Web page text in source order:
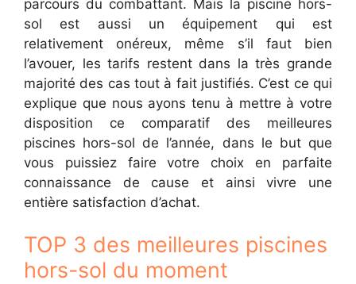
parcours du combattant. Mais la piscine hors-
sol est aussi un équipement qui est
relativement onéreux, même s’il faut bien
l’avouer, les tarifs restent dans la très grande
majorité des cas tout à fait justifiés. C’est ce qui
explique que nous ayons tenu à mettre à votre
disposition ce comparatif des meilleures
piscines hors-sol de l’année, dans le but que
vous puissiez faire votre choix en parfaite
connaissance de cause et ainsi vivre une
entière satisfaction d’achat.
TOP 3 des meilleures piscines
hors-sol du moment